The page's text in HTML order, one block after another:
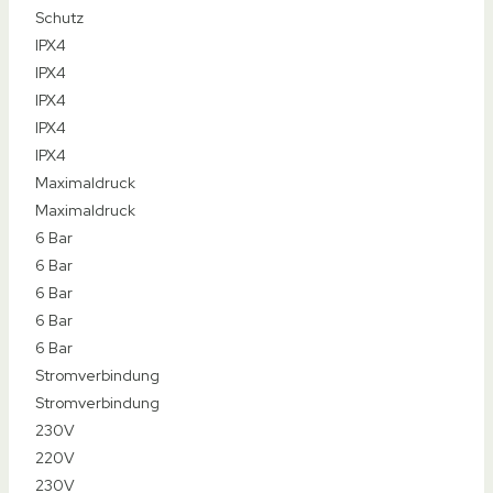
Gewicht
Gewicht
1,67kg
1,22kg
1,2kg
0,5kg
1,48kg
Wassertemperatur
Wassertemperatur
25 bis 50°C
25 bis 50°C
Bis 50°C